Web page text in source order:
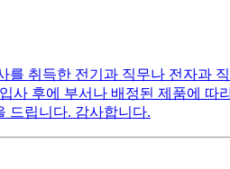
취득한 전기과 직무나 전자과
사 후에 부서나 배정된 제품에 따
드립니다. 감사합니다.